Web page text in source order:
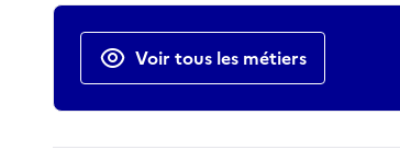
Actions rapides
Voir tous les métiers